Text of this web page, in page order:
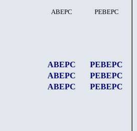
АВЕРС РЕВЕРС
АВЕРС
РЕВЕРС
АВЕРС
РЕВЕРС
АВЕРС РЕВЕРС